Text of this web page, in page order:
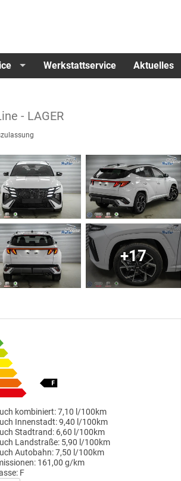
Werkstattservice Aktuelles
- LAGER
+17
kombiniert:7,10 l/100km
Innenstadt:9,40 l/100km
Stadtrand: 6,60 l/100km
Landstraße: 5,90 l/100km
Autobahn:7,50 l/100km
161,00 g/km
F